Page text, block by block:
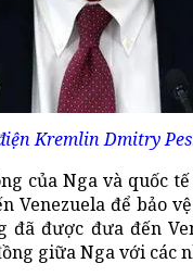
Kremlin Dmitry
của Nga và quốc
Venezuela để bảo
đã được đưa đến
giữa Nga với các